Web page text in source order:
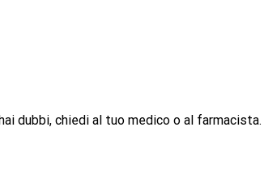
dubbi, chiedi al tuo medico o al farmacista.